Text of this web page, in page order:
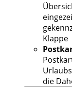
Klappe
die